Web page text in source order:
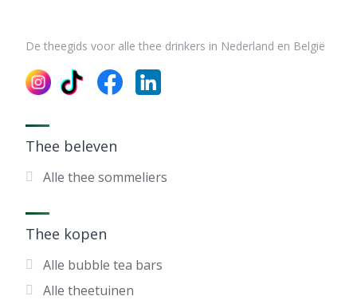
De theegids voor alle thee drinkers in Nederland en België
Thee beleven
Alle thee sommeliers
Thee kopen
Alle bubble tea bars
Alle theetuinen